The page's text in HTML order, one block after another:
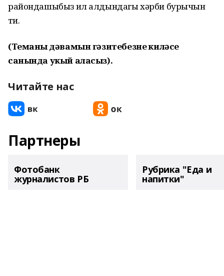
райондашыбыз ил алдындагы хәрби бурычын
үти.
(Теманың дәвамын гәзитебезнең киләсе
санында укый аласыз).
Читайте нас
Партнеры
Фотобанк
журналистов РБ
Рубрика "Еда и
напитки"